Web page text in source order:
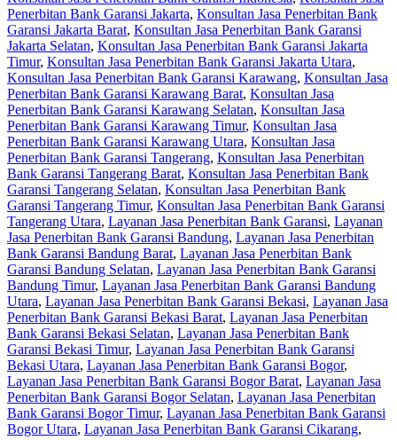
Penerbitan Bank Garansi Jakarta, Konsultan Jasa Penerbitan Bank
Garansi Jakarta Barat, Konsultan Jasa Penerbitan Bank Garansi
Jakarta Selatan, Konsultan Jasa Penerbitan Bank Garansi Jakarta
Timur, Konsultan Jasa Penerbitan Bank Garansi Jakarta Utara,
Konsultan Jasa Penerbitan Bank Garansi Karawang, Konsultan Jasa
Penerbitan Bank Garansi Karawang Barat, Konsultan Jasa
Penerbitan Bank Garansi Karawang Selatan, Konsultan Jasa
Penerbitan Bank Garansi Karawang Timur, Konsultan Jasa
Penerbitan Bank Garansi Karawang Utara, Konsultan Jasa
Penerbitan Bank Garansi Tangerang, Konsultan Jasa Penerbitan
Bank Garansi Tangerang Barat, Konsultan Jasa Penerbitan Bank
Garansi Tangerang Selatan, Konsultan Jasa Penerbitan Bank
Garansi Tangerang Timur, Konsultan Jasa Penerbitan Bank Garansi
Tangerang Utara, Layanan Jasa Penerbitan Bank Garansi, Layanan
Jasa Penerbitan Bank Garansi Bandung, Layanan Jasa Penerbitan
Bank Garansi Bandung Barat, Layanan Jasa Penerbitan Bank
Garansi Bandung Selatan, Layanan Jasa Penerbitan Bank Garansi
Bandung Timur, Layanan Jasa Penerbitan Bank Garansi Bandung
Utara, Layanan Jasa Penerbitan Bank Garansi Bekasi, Layanan Jasa
Penerbitan Bank Garansi Bekasi Barat, Layanan Jasa Penerbitan
Bank Garansi Bekasi Selatan, Layanan Jasa Penerbitan Bank
Garansi Bekasi Timur, Layanan Jasa Penerbitan Bank Garansi
Bekasi Utara, Layanan Jasa Penerbitan Bank Garansi Bogor,
Layanan Jasa Penerbitan Bank Garansi Bogor Barat, Layanan Jasa
Penerbitan Bank Garansi Bogor Selatan, Layanan Jasa Penerbitan
Bank Garansi Bogor Timur, Layanan Jasa Penerbitan Bank Garansi
Bogor Utara, Layanan Jasa Penerbitan Bank Garansi Cikarang,